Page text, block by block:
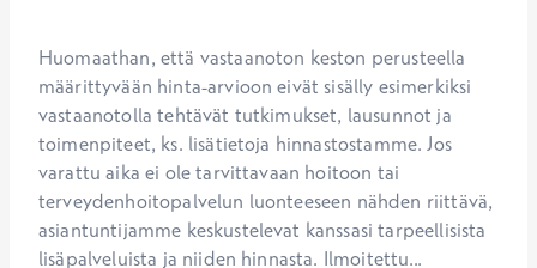
Huomaathan, että vastaanoton keston perusteella
määrittyvään hinta-arvioon eivät sisälly esimerkiksi
vastaanotolla tehtävät tutkimukset, lausunnot ja
toimenpiteet, ks. lisätietoja hinnastostamme. Jos
varattu aika ei ole tarvittavaan hoitoon tai
terveydenhoitopalvelun luonteeseen nähden riittävä,
asiantuntijamme keskustelevat kanssasi tarpeellisista
lisäpalveluista ja niiden hinnasta. Ilmoitettu...